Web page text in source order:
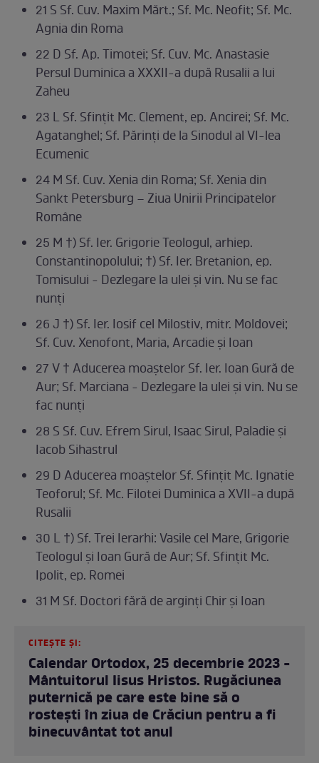
21 S Sf. Cuv. Maxim Mărt.; Sf. Mc. Neofit; Sf. Mc.
Agnia din Roma
22 D Sf. Ap. Timotei; Sf. Cuv. Mc. Anastasie
Persul Duminica a XXXII-a după Rusalii a lui
Zaheu
23 L Sf. Sfințit Mc. Clement, ep. Ancirei; Sf. Mc.
Agatanghel; Sf. Părinți de la Sinodul al VI-lea
Ecumenic
24 M Sf. Cuv. Xenia din Roma; Sf. Xenia din
Sankt Petersburg – Ziua Unirii Principatelor
Române
25 M †) Sf. Ier. Grigorie Teologul, arhiep.
Constantinopolului; †) Sf. Ier. Bretanion, ep.
Tomisului - Dezlegare la ulei și vin. Nu se fac
nunți
26 J †) Sf. Ier. Iosif cel Milostiv, mitr. Moldovei;
Sf. Cuv. Xenofont, Maria, Arcadie și Ioan
27 V † Aducerea moaștelor Sf. Ier. Ioan Gură de
Aur; Sf. Marciana - Dezlegare la ulei și vin. Nu se
fac nunți
28 S Sf. Cuv. Efrem Sirul, Isaac Sirul, Paladie și
Iacob Sihastrul
29 D Aducerea moaștelor Sf. Sfințit Mc. Ignatie
Teoforul; Sf. Mc. Filotei Duminica a XVII-a după
Rusalii
30 L †) Sf. Trei Ierarhi: Vasile cel Mare, Grigorie
Teologul și Ioan Gură de Aur; Sf. Sfințit Mc.
Ipolit, ep. Romei
31 M Sf. Doctori fără de arginți Chir și Ioan
CITEȘTE ȘI:
Calendar Ortodox, 25 decembrie 2023 -
Mântuitorul Iisus Hristos. Rugăciunea
puternică pe care este bine să o
rostești în ziua de Crăciun pentru a fi
binecuvântat tot anul